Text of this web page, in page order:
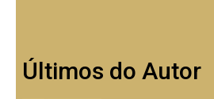
Últimos do Autor